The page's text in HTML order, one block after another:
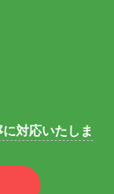
対応いたしま